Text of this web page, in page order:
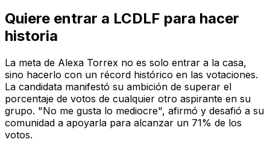
Quiere entrar a LCDLF para hacer
historia
La meta de Alexa Torrex no es solo entrar a la casa,
sino hacerlo con un récord histórico en las votaciones.
La candidata manifestó su ambición de superar el
porcentaje de votos de cualquier otro aspirante en su
grupo. "No me gusta lo mediocre", afirmó y desafió a su
comunidad a apoyarla para alcanzar un 71% de los
votos.